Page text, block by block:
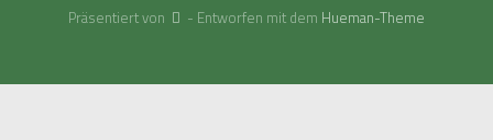
Präsentiert von - Entworfen mit dem Hueman-Theme